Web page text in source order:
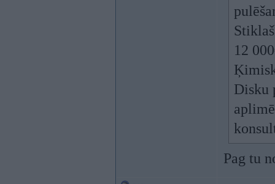
12
Disku
Pag tu